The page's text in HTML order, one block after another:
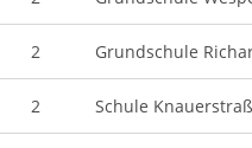
2 Grundschule
2 Schule